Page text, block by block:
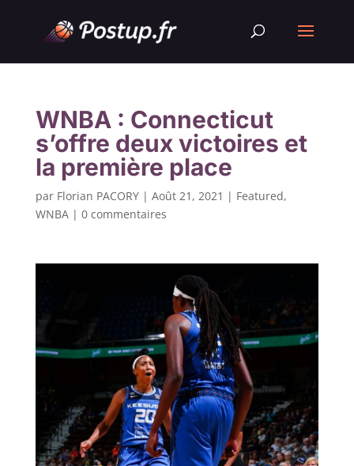
WNBA : Connecticut
s’offre deux victoires et
la première place
par Florian PACORY| Août 21, 2021 | Featured,
WNBA| 0 commentaires